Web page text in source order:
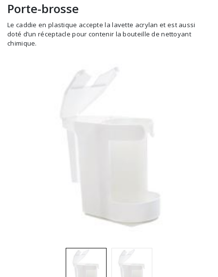
Alimentaire
Autres accessoires
Balais et porte-poussières
Brosses et manches
Tampons, porte-tampons et manches
Test de diagnostic
Thermomètre
Vêtements de sécurité
Porte-brosse
Le caddie en plastique accepte la lavette acrylan et est aussi
doté d’un réceptacle pour contenir la bouteille de nettoyant
chimique.